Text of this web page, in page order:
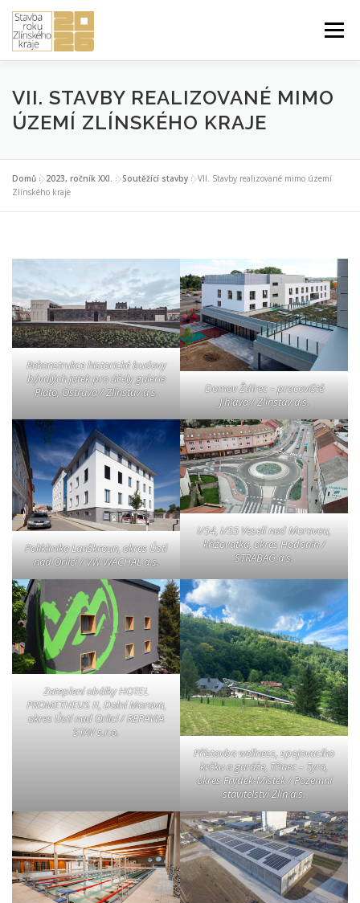
obsah
Menu
ÚVOD DO SOUTĚŽE PŘIHLÁŠKA A PRAVIDLA
VII. STAVBY REALIZOVANÉ MIMO
ÚZEMÍ ZLÍNSKÉHO KRAJE
Domů »2023, ročník XXI. »Soutěžící stavby »VII. Stavby realizované mimo území
Zlínského kraje
Rekonstrukce historické budovy
bývalých jatek pro účely galerie
Plato, Ostrava / Zlínstav a.s.
Domov Ždírec – pracoviště
Jihlava / Zlínstav a.s.
Poliklinika Lanškroun, okres Ústí
nad Orlicí / VW WACHAL a.s.
I/54, I/55 Veselí nad Moravou,
křižovatka, okres Hodonín /
STRABAG a.s.
Zateplení obálky HOTEL
PROMETHEUS II, Dolní Morava,
okres Ústí nad Orlicí / REPAVIA
STAV s.r.o.
Přístavba wellness, spojovacího
krčku a garáže, Třinec – Tyra,
okres Frýdek-Místek / Pozemní
stavitelství Zlín a.s.